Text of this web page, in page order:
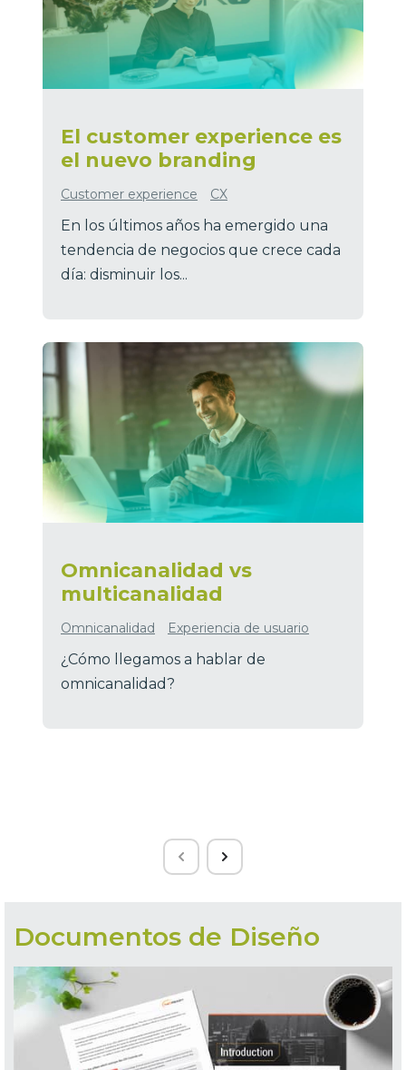
El customer experience es
el nuevo branding
Customer experience CX
En los últimos años ha emergido una
tendencia de negocios que crece cada
día: disminuir los...
Omnicanalidad vs
multicanalidad
Omnicanalidad Experiencia de usuario
¿Cómo llegamos a hablar de
omnicanalidad?
Documentos de Diseño